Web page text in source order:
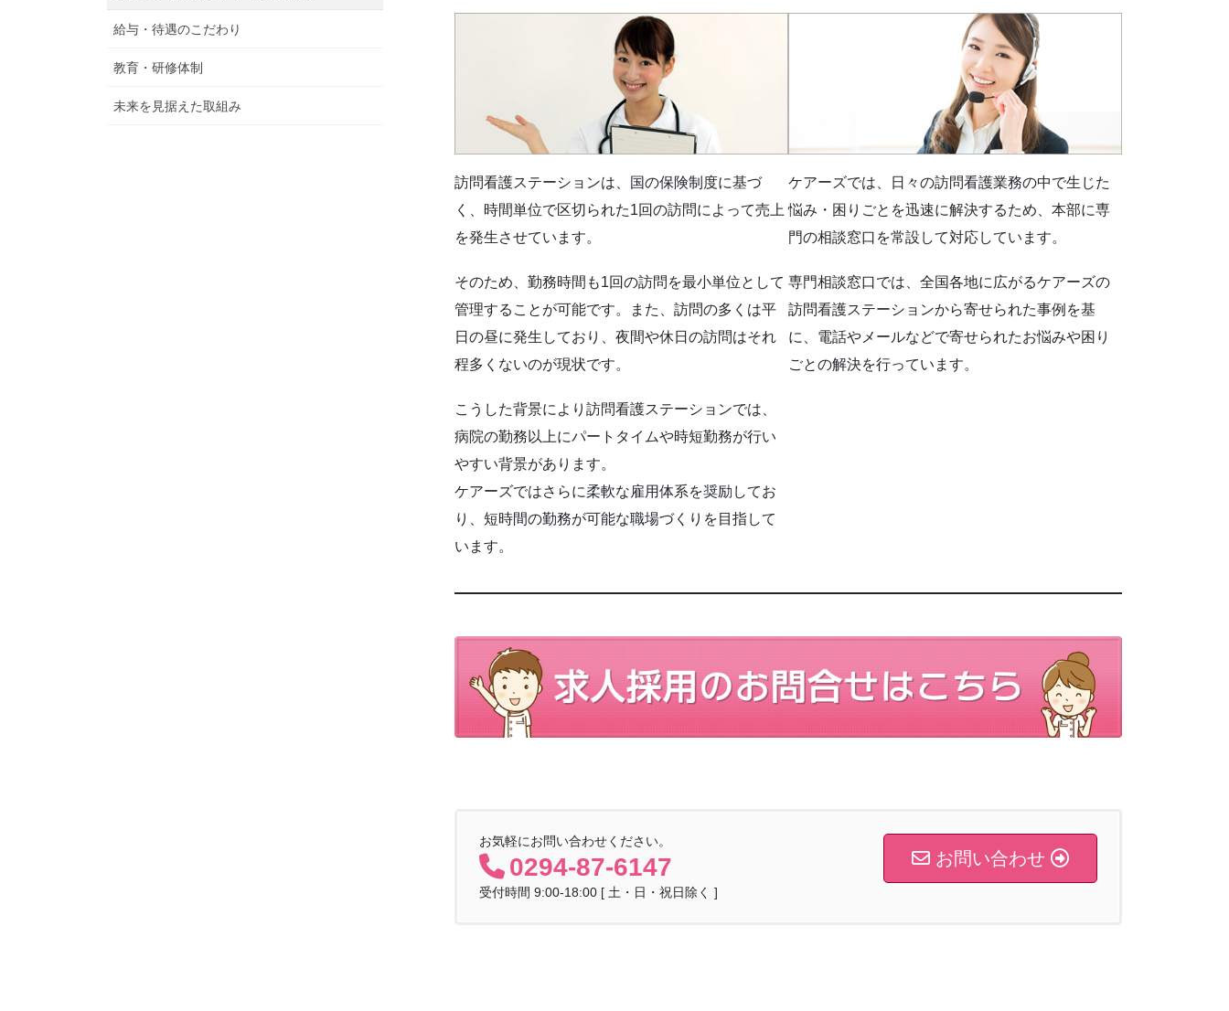
訪問看護ステーションは、国の保険制度に基づ
く、時間単位で区切られた1回の訪問によって売上
を発生させています。
そのため、勤務時間も1回の訪問を最小単位として
管理することが可能です。また、訪問の多くは平
日の昼に発生しており、夜間や休日の訪問はそれ
程多くないのが現状です。
こうした背景により訪問看護ステーションでは、
病院の勤務以上にパートタイムや時短勤務が行い
やすい背景があります。
ケアーズではさらに柔軟な雇用体系を奨励してお
り、短時間の勤務が可能な職場づくりを目指して
います。
ケアーズでは、日々の訪問看護業務の中で生じた
悩み・困りごとを迅速に解決するため、本部に専
門の相談窓口を常設して対応しています。
専門相談窓口では、全国各地に広がるケアーズの
訪問看護ステーションから寄せられた事例を基
に、電話やメールなどで寄せられたお悩みや困り
ごとの解決を行っています。
お気軽にお問い合わせください。
0294-87-6147
受付時間 9:00-18:00 [ 土・日・祝日除く ]
お問い合わせ
給与・待遇のこだわり
教育・研修体制
未来を見据えた取組み